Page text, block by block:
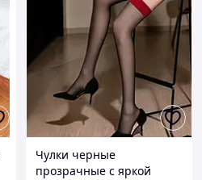
Чулки черные
прозрачные с яркой